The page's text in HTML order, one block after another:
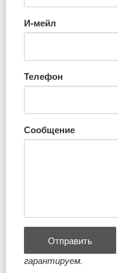
И-мейл
Телефон
Сообщение
гарантируем.